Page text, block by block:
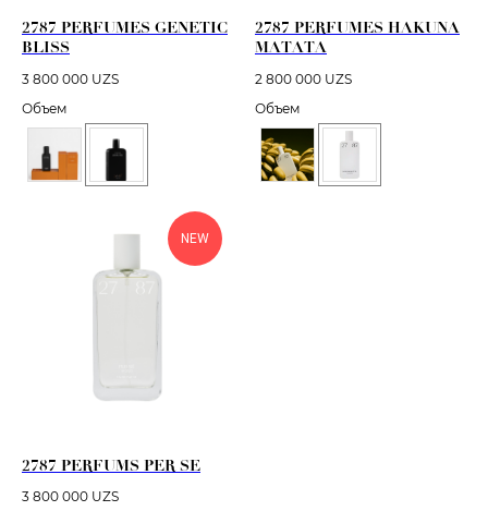
2787 PERFUMES GENETIC
BLISS
3 800 000 UZS
Объем
2787 PERFUMES HAKUNA
MATATA
2 800 000 UZS
Объем
NEW
2787 PERFUMS PER SE
3 800 000 UZS